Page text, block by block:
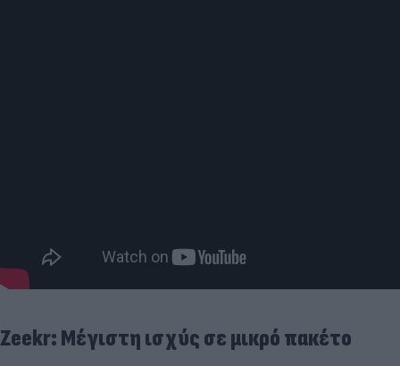
Zeekr: Μέγιστη ισχύς σε μικρό πακέτο